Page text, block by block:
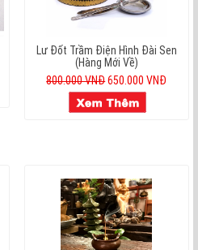
Lư Đốt Trầm Điện Hình Đài Sen
(Hàng Mới Về)
800.000 VNĐ650.000 VNĐ